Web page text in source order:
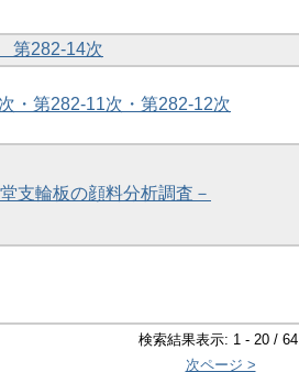
第282-14次
・第282-11次・第282-12次
支輪板の顔料分析調査－
検索結果表示: 1 - 20 / 64
次ページ >